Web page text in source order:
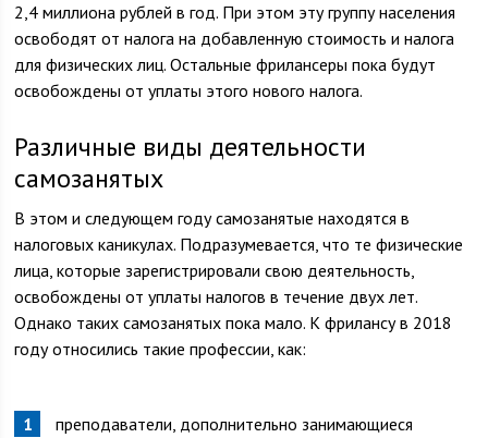
2,4 миллиона рублей в год. При этом эту группу населения
освободят от налога на добавленную стоимость и налога
для физических лиц. Остальные фрилансеры пока будут
освобождены от уплаты этого нового налога.
Различные виды деятельности
самозанятых
В этом и следующем году самозанятые находятся в
налоговых каникулах. Подразумевается, что те физические
лица, которые зарегистрировали свою деятельность,
освобождены от уплаты налогов в течение двух лет.
Однако таких самозанятых пока мало. К фрилансу в 2018
году относились такие профессии, как:
преподаватели, дополнительно занимающиеся